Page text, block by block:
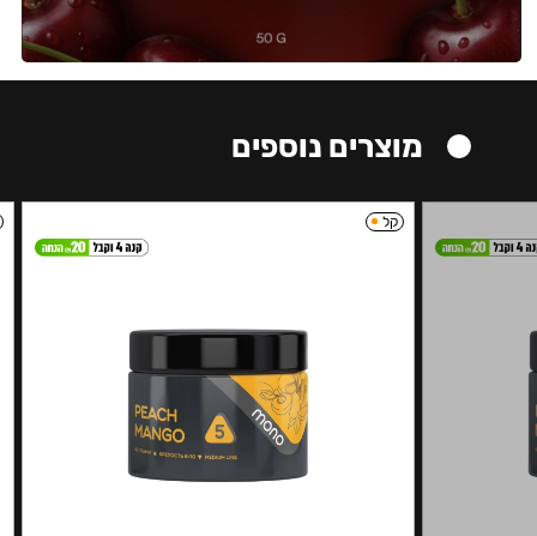
מוצרים נוספים
קל